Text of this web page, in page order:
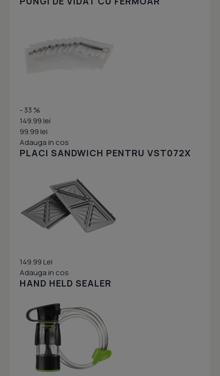
- 33 %
149.99 lei
99.99 lei
Adauga in cos
PLACI SANDWICH PENTRU VST072X
149.99 Lei
Adauga in cos
HAND HELD SEALER